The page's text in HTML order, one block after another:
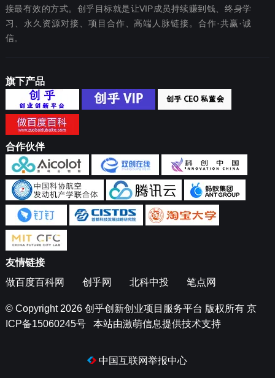
接最有效‬的方式。创乎目标就是让VIP成员持续赚到钱、终身学
习、永久资源对接、项目合作、高端人脉链接。合作·共赢·诚
信。
旗下产品
合作伙伴
友情链接
做百度百科网
创乎网 北科中投 笔点网
© Copyright 2026 创乎创新创业项目服务平台 版权所有 京
ICP备15060245号本站由激萌信息提供技术支持
中国互联网举报中心